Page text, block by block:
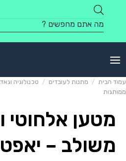
content
Products
search
עמוד הבית / מתנות לעובדים / טכנולוגיה
ממותגות
מטען אלחוטי
משולב –